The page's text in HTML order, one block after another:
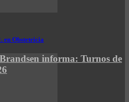
en Obstetricia
informa: Turnos de